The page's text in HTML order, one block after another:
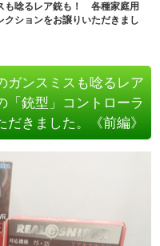
も唸るレア銃も！ 各種家庭用
ションをお譲りいただきまし
ガンスミスも唸るレア
銃型」コントローラ
きました。《前編》